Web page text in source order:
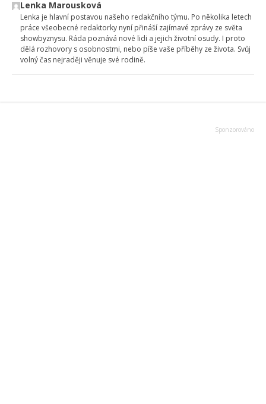
Lenka Marousková
Lenka je hlavní postavou našeho redakčního týmu. Po několika letech
práce všeobecné redaktorky nyní přináší zajímavé zprávy ze světa
showbyznysu. Ráda poznává nové lidi a jejich životní osudy. I proto
dělá rozhovory s osobnostmi, nebo píše vaše příběhy ze života. Svůj
volný čas nejraději věnuje své rodině.